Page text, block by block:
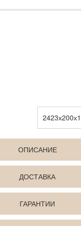
ОПИСАНИЕ
ДОСТАВКА
ГАРАНТИИ